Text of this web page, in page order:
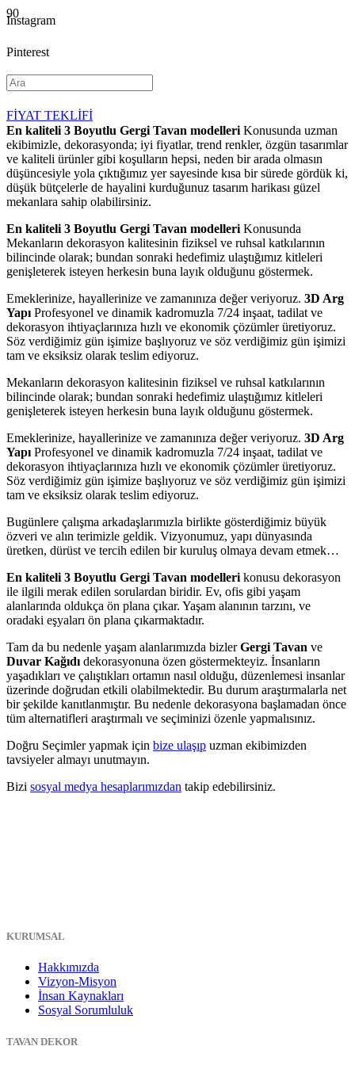
Instagram
Pinterest
YouTube
FİYAT TEKLİFİ
En kaliteli 3 Boyutlu Gergi Tavan modelleri Konusunda uzman
ekibimizle, dekorasyonda; iyi fiyatlar, trend renkler, özgün tasarımlar
ve kaliteli ürünler gibi koşulların hepsi, neden bir arada olmasın
düşüncesiyle yola çıktığımız yer sayesinde kısa bir sürede gördük ki,
düşük bütçelerle de hayalini kurduğunuz tasarım harikası güzel
mekanlara sahip olabilirsiniz.
En kaliteli 3 Boyutlu Gergi Tavan modelleri Konusunda
Mekanların dekorasyon kalitesinin fiziksel ve ruhsal katkılarının
bilincinde olarak; bundan sonraki hedefimiz ulaştığımız kitleleri
genişleterek isteyen herkesin buna layık olduğunu göstermek.
Emeklerinize, hayallerinize ve zamanınıza değer veriyoruz. 3D Arg
Yapı Profesyonel ve dinamik kadromuzla 7/24 inşaat, tadilat ve
dekorasyon ihtiyaçlarınıza hızlı ve ekonomik çözümler üretiyoruz.
Söz verdiğimiz gün işimize başlıyoruz ve söz verdiğimiz gün işimizi
tam ve eksiksiz olarak teslim ediyoruz.
Mekanların dekorasyon kalitesinin fiziksel ve ruhsal katkılarının
bilincinde olarak; bundan sonraki hedefimiz ulaştığımız kitleleri
genişleterek isteyen herkesin buna layık olduğunu göstermek.
Emeklerinize, hayallerinize ve zamanınıza değer veriyoruz. 3D Arg
Yapı Profesyonel ve dinamik kadromuzla 7/24 inşaat, tadilat ve
dekorasyon ihtiyaçlarınıza hızlı ve ekonomik çözümler üretiyoruz.
Söz verdiğimiz gün işimize başlıyoruz ve söz verdiğimiz gün işimizi
tam ve eksiksiz olarak teslim ediyoruz.
Bugünlere çalışma arkadaşlarımızla birlikte gösterdiğimiz büyük
özveri ve alın terimizle geldik. Vizyonumuz, yapı dünyasında
üretken, dürüst ve tercih edilen bir kuruluş olmaya devam etmek…
En kaliteli 3 Boyutlu Gergi Tavan modelleri konusu dekorasyon
ile ilgili merak edilen sorulardan biridir. Ev, ofis gibi yaşam
alanlarında oldukça ön plana çıkar. Yaşam alanının tarzını, ve
oradaki eşyaları ön plana çıkarmaktadır.
Tam da bu nedenle yaşam alanlarımızda bizlerGergi Tavan ve
Duvar Kağıdı dekorasyonuna özen göstermekteyiz. İnsanların
yaşadıkları ve çalıştıkları ortamın nasıl olduğu, düzenlemesi insanlar
üzerinde doğrudan etkili olabilmektedir. Bu durum araştırmalarla net
bir şekilde kanıtlanmıştır. Bu nedenle dekorasyona başlamadan önce
tüm alternatifleri araştırmalı ve seçiminizi özenle yapmalısınız.
Doğru Seçimler yapmak için bize ulaşıp uzman ekibimizden
tavsiyeler almayı unutmayın.
Bizi sosyal medya hesaplarımızdan takip edebilirsiniz.
KURUMSAL
Hakkımızda
Vizyon-Misyon
İnsan Kaynakları
Sosyal Sorumluluk
TAVAN DEKOR